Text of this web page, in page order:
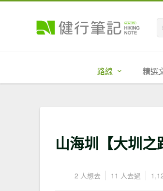
路線 精選
山海圳【大圳
2 人想去 11 人去過